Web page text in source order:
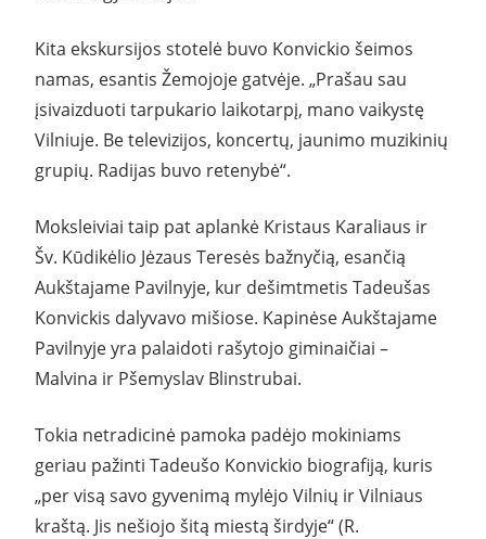
Kita ekskursijos stotelė buvo Konvickio šeimos
namas, esantis Žemojoje gatvėje. „Prašau sau
įsivaizduoti tarpukario laikotarpį, mano vaikystę
Vilniuje. Be televizijos, koncertų, jaunimo muzikinių
grupių. Radijas buvo retenybė“.
Moksleiviai taip pat aplankė Kristaus Karaliaus ir
Šv. Kūdikėlio Jėzaus Teresės bažnyčią, esančią
Aukštajame Pavilnyje, kur dešimtmetis Tadeušas
Konvickis dalyvavo mišiose. Kapinėse Aukštajame
Pavilnyje yra palaidoti rašytojo giminaičiai –
Malvina ir Pšemyslav Blinstrubai.
Tokia netradicinė pamoka padėjo mokiniams
geriau pažinti Tadeušo Konvickio biografiją, kuris
„per visą savo gyvenimą mylėjo Vilnių ir Vilniaus
kraštą. Jis nešiojo šitą miestą širdyje“ (R.